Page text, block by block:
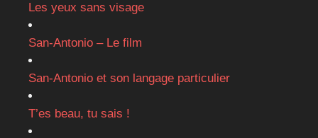
Les yeux sans visage
San-Antonio – Le film
San-Antonio et son langage particulier
T’es beau, tu sais !